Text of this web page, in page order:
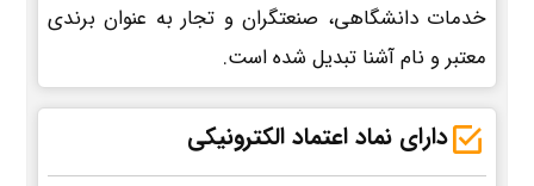
خدمات دانشگاهی، صنعتگران و تجار به عنوان برندی
معتبر و نام آشنا تبدیل شده است.
دارای نماد اعتماد الکترونیکی